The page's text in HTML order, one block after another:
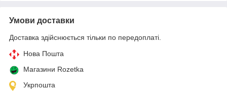
Умови доставки
Доставка здійснюється тільки по передоплаті.
Нова Пошта
Магазини Rozetka
Укрпошта